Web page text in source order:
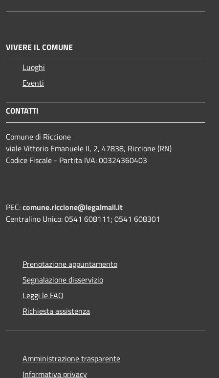
VIVERE IL COMUNE
Luoghi
Eventi
CONTATTI
Comune di Riccione
viale Vittorio Emanuele II, 2, 47838, Riccione (RN)
Codice Fiscale - Partita IVA: 00324360403
PEC:comune.riccione@legalmail.it
Centralino Unico: 0541 608111; 0541 608301
Prenotazione appuntamento
Segnalazione disservizio
Leggi le FAQ
Richiesta assistenza
Amministrazione trasparente
Informativa privacy